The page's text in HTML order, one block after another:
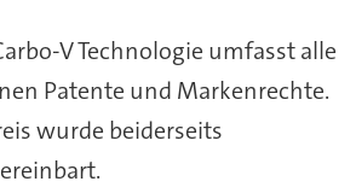
V Technologie umfasst alle
Patente und Markenrechte.
wurde beiderseits